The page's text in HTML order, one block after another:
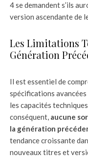
4 se demandent s’ils
version ascendante de
Les Limitations
Génération
Il est essentiel de
spécifications avancées
les capacités
conséquent, aucune
la génération
tendance croissante
nouveaux titres et